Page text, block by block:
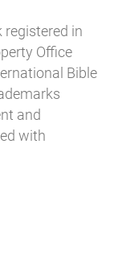
registered in
Office
Bible
and
with